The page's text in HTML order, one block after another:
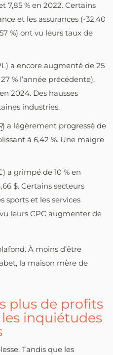
7,85 % en 2022. Certains
et les assurances (-32,40
%) ont vu leurs taux de
a encore augmenté de 25
% l’année précédente),
2024. Des hausses
industries.
) a légèrement progressé de
à 6,42 %. Une maigre
a grimpé de 10 % en
$. Certains secteurs
sports et les services
leurs CPC augmenter de
À moins d’être
la maison mère de
plus de profits
inquiétudes
Tandis que les